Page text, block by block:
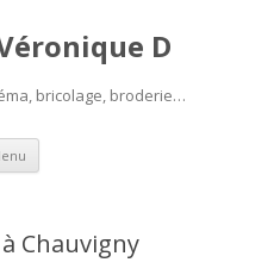
D
bricolage, broderie…
Aller
contenu
Chauvigny